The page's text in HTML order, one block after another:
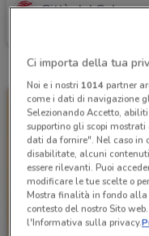
Città del Sole
Ci importa della tua
Noi e i nostri 1014partner
come i dati di navigazione
Selezionando Accetto,
supportino gli scopi
dati da fornire". Nel caso in
disabilitate, alcuni
essere rilevanti. Puoi
modificare le tue scelte o
Mostra finalità in fondo
contesto del nostro Sito
l'Informativa sulla privacy.